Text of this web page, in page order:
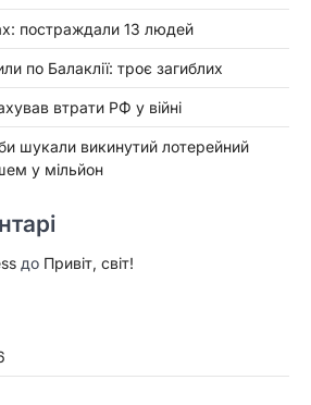
постраждали 13 людей
по Балаклії: троє загиблих
втрати РФ у війні
шукали викинутий лотерейний
у мільйон
до Привіт, світ!